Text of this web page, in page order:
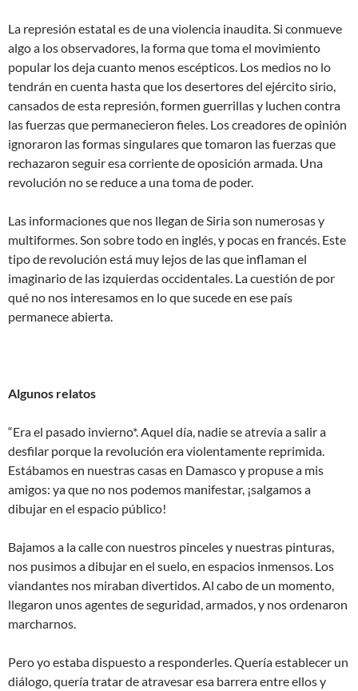
La represión estatal es de una violencia inaudita. Si conmueve
algo a los observadores, la forma que toma el movimiento
popular los deja cuanto menos escépticos. Los medios no lo
tendrán en cuenta hasta que los desertores del ejército sirio,
cansados de esta represión, formen guerrillas y luchen contra
las fuerzas que permanecieron fieles. Los creadores de opinión
ignoraron las formas singulares que tomaron las fuerzas que
rechazaron seguir esa corriente de oposición armada. Una
revolución no se reduce a una toma de poder.
Las informaciones que nos llegan de Siria son numerosas y
multiformes. Son sobre todo en inglés, y pocas en francés. Este
tipo de revolución está muy lejos de las que inflaman el
imaginario de las izquierdas occidentales. La cuestión de por
qué no nos interesamos en lo que sucede en ese país
permanece abierta.
Algunos relatos
“Era el pasado invierno*. Aquel día, nadie se atrevía a salir a
desfilar porque la revolución era violentamente reprimida.
Estábamos en nuestras casas en Damasco y propuse a mis
amigos: ya que no nos podemos manifestar, ¡salgamos a
dibujar en el espacio público!
Bajamos a la calle con nuestros pinceles y nuestras pinturas,
nos pusimos a dibujar en el suelo, en espacios inmensos. Los
viandantes nos miraban divertidos. Al cabo de un momento,
llegaron unos agentes de seguridad, armados, y nos ordenaron
marcharnos.
Pero yo estaba dispuesto a responderles. Quería establecer un
diálogo, quería tratar de atravesar esa barrera entre ellos y